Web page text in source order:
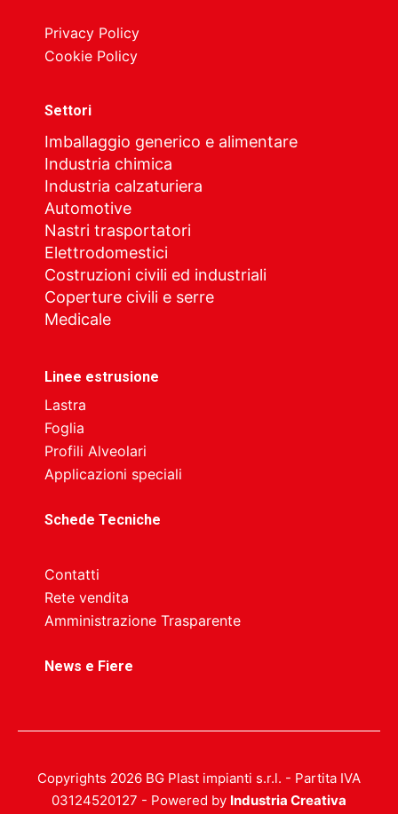
Privacy Policy
Cookie Policy
Settori
Imballaggio generico e alimentare
Industria chimica
Industria calzaturiera
Automotive
Nastri trasportatori
Elettrodomestici
Costruzioni civili ed industriali
Coperture civili e serre
Medicale
Linee estrusione
Lastra
Foglia
Profili Alveolari
Applicazioni speciali
Schede Tecniche
Contatti
Rete vendita
Amministrazione Trasparente
News e Fiere
Copyrights 2026 BG Plast impianti s.r.l. - Partita IVA
03124520127 - Powered by Industria Creativa